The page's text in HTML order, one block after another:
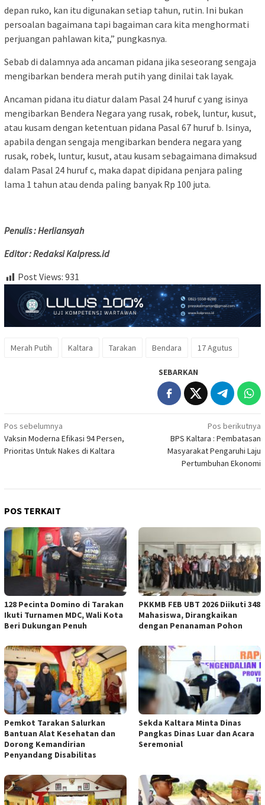
depan ruko, kan itu digunakan setiap tahun, rutin. Ini bukan
persoalan bagaimana tapi bagaiman cara kita menghormati
perjuangan pahlawan kita,” pungkasnya.
Sebab di dalamnya ada ancaman pidana jika seseorang sengaja
mengibarkan bendera merah putih yang dinilai tak layak.
Ancaman pidana itu diatur dalam Pasal 24 huruf c yang isinya
mengibarkan Bendera Negara yang rusak, robek, luntur, kusut,
atau kusam dengan ketentuan pidana Pasal 67 huruf b. Isinya,
apabila dengan sengaja mengibarkan bendera negara yang
rusak, robek, luntur, kusut, atau kusam sebagaimana dimaksud
dalam Pasal 24 huruf c, maka dapat dipidana penjara paling
lama 1 tahun atau denda paling banyak Rp 100 juta.
Penulis : Herliansyah
Editor : Redaksi Kalpress.id
Post Views: 931
Merah Putih Kaltara Tarakan Bendara 17 Agutus
SEBARKAN
Navigasi
pos
Pos sebelumnya
Vaksin Moderna Efikasi 94 Persen,
Prioritas Untuk Nakes di Kaltara
Pos berikutnya
BPS Kaltara : Pembatasan
Masyarakat Pengaruhi Laju
Pertumbuhan Ekonomi
POS TERKAIT
128 Pecinta Domino di Tarakan
Ikuti Turnamen MDC, Wali Kota
Beri Dukungan Penuh
PKKMB FEB UBT 2026 Diikuti 348
Mahasiswa, Dirangkaikan
dengan Penanaman Pohon
Pemkot Tarakan Salurkan
Bantuan Alat Kesehatan dan
Dorong Kemandirian
Penyandang Disabilitas
Sekda Kaltara Minta Dinas
Pangkas Dinas Luar dan Acara
Seremonial